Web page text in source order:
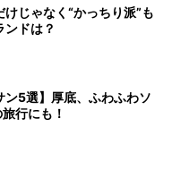
けじゃなく“かっちり派”も
ンドは？
5選】厚底、ふわふわソ
行にも！